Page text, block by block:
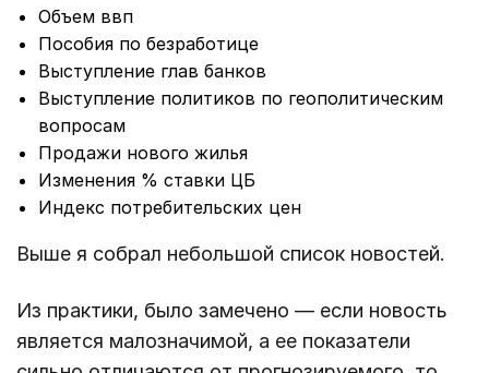
Объем ввп
Пособия по безработице
Выступление глав банков
Выступление политиков по геополитическим
вопросам
Продажи нового жилья
Изменения % ставки ЦБ
Индекс потребительских цен
Выше я собрал небольшой список новостей.
Из практики, было замечено — если новость
является малозначимой, а ее показатели